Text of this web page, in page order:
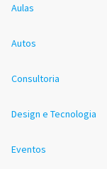
Aulas
Autos
Consultoria
Design e Tecnologia
Eventos